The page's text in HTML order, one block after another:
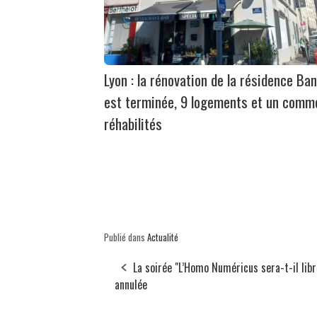
Lyon : la rénovation de la résidence
est terminée, 9 logements et un
réhabilités
Publié dans Actualité
La soirée "L’Homo Numéricus sera-t-il
annulée